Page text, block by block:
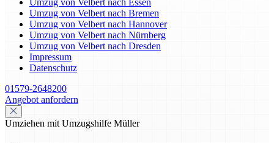
Umzug von Velbert nach Essen
Umzug von Velbert nach Bremen
Umzug von Velbert nach Hannover
Umzug von Velbert nach Nürnberg
Umzug von Velbert nach Dresden
Impressum
Datenschutz
01579-2648200
Angebot anfordern
Umziehen mit Umzugshilfe Müller